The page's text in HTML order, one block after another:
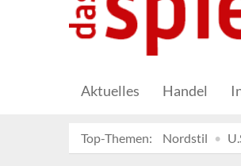
Aktuelles Handel
Top-Themen: Nordstil